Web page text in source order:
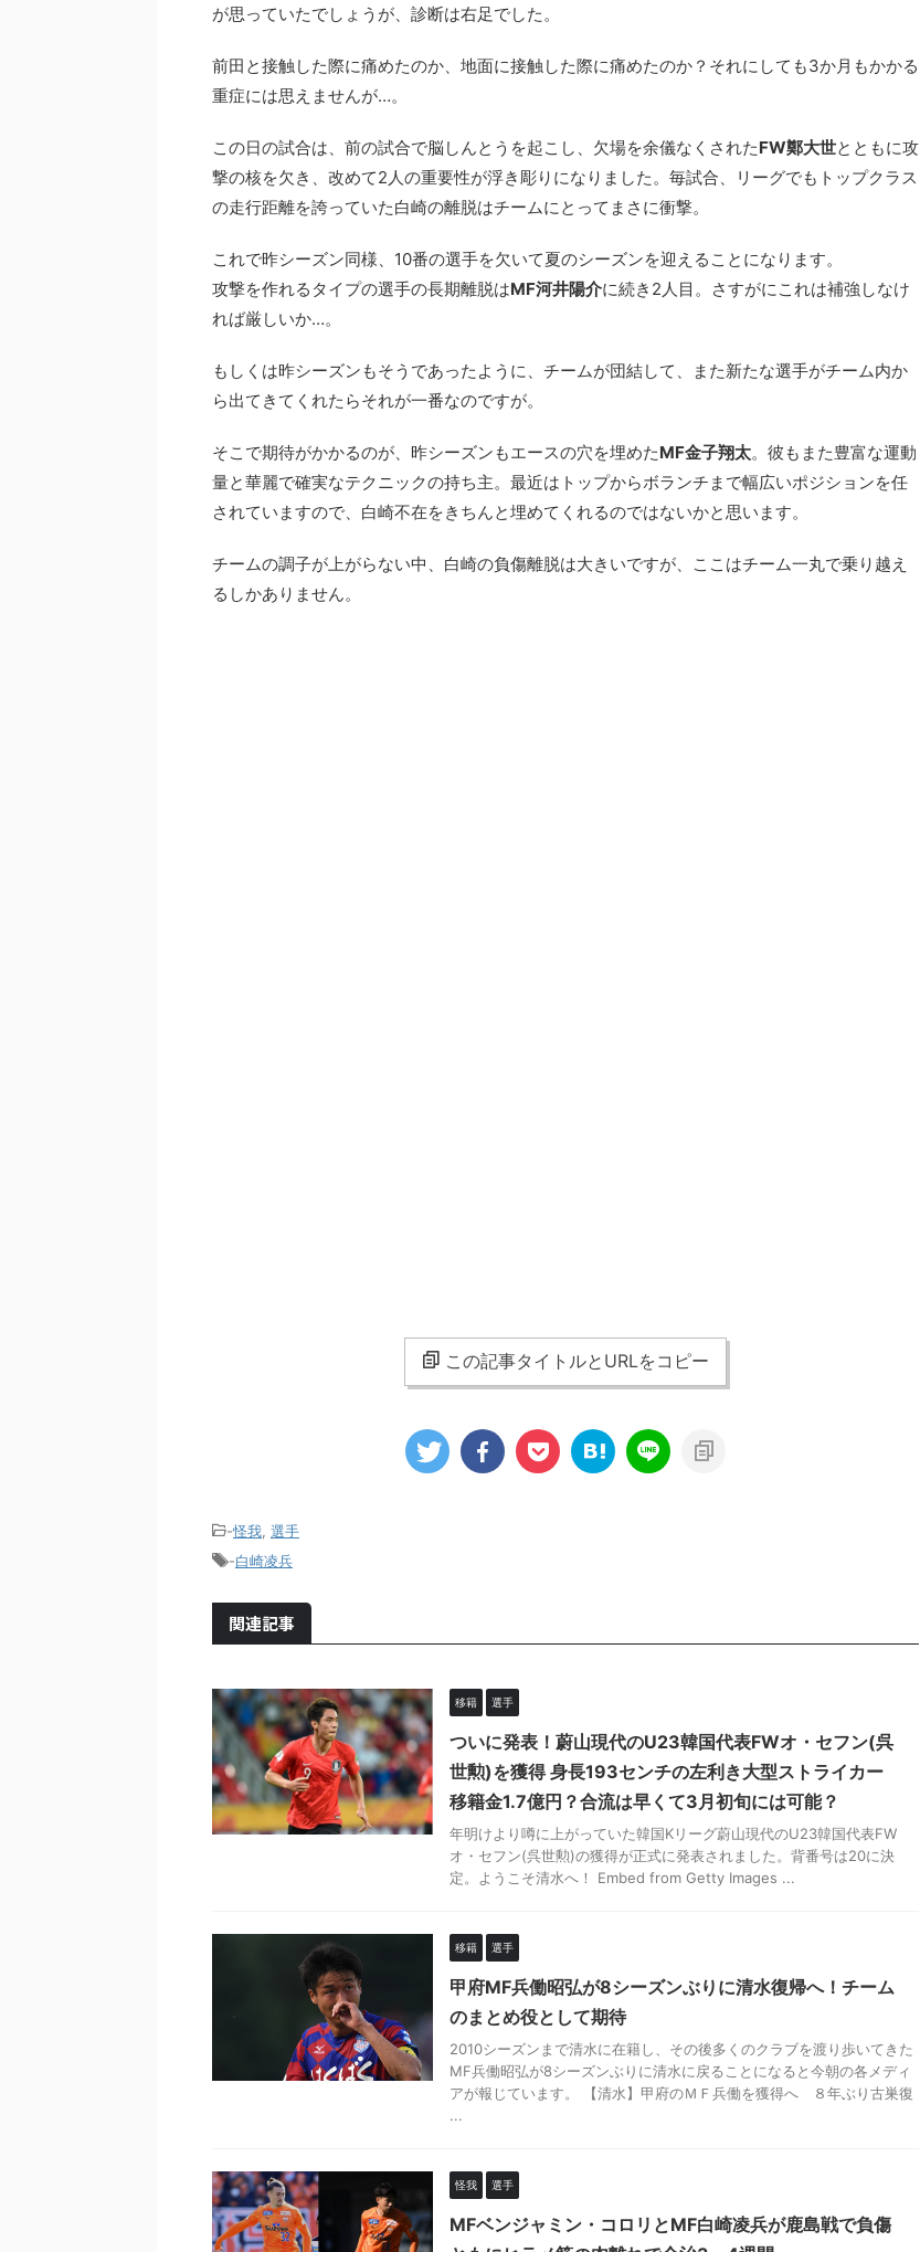
が思っていたでしょうが、診断は右足でした。
前田と接触した際に痛めたのか、地面に接触した際に痛めたのか？それにしても3か月もかかる
重症には思えませんが…。
この日の試合は、前の試合で脳しんとうを起こし、欠場を余儀なくされたFW鄭大世とともに攻
撃の核を欠き、改めて2人の重要性が浮き彫りになりました。毎試合、リーグでもトップクラス
の走行距離を誇っていた白崎の離脱はチームにとってまさに衝撃。
これで昨シーズン同様、10番の選手を欠いて夏のシーズンを迎えることになります。
攻撃を作れるタイプの選手の長期離脱はMF河井陽介に続き2人目。さすがにこれは補強しなけ
れば厳しいか…。
もしくは昨シーズンもそうであったように、チームが団結して、また新たな選手がチーム内か
ら出てきてくれたらそれが一番なのですが。
そこで期待がかかるのが、昨シーズンもエースの穴を埋めたMF金子翔太。彼もまた豊富な運動
量と華麗で確実なテクニックの持ち主。最近はトップからボランチまで幅広いポジションを任
されていますので、白崎不在をきちんと埋めてくれるのではないかと思います。
チームの調子が上がらない中、白崎の負傷離脱は大きいですが、ここはチーム一丸で乗り越え
るしかありません。
この記事タイトルとURLをコピー
-怪我 選手
-白崎凌兵
関連記事
移籍 選手
ついに発表！蔚山現代のU23韓国代表FWオ・セフン(呉
世勲)を獲得 身長193センチの左利き大型ストライカー
移籍金1.7億円？合流は早くて3月初旬には可能？
年明けより噂に上がっていた韓国Kリーグ蔚山現代のU23韓国代表FW
オ・セフン(呉世勲)の獲得が正式に発表されました。背番号は20に決
定。ようこそ清水へ！ Embed from Getty Images ...
移籍 選手
甲府MF兵働昭弘が8シーズンぶりに清水復帰へ！チーム
のまとめ役として期待
2010シーズンまで清水に在籍し、その後多くのクラブを渡り歩いてきた
MF兵働昭弘が8シーズンぶりに清水に戻ることになると今朝の各メディ
アが報じています。 【清水】甲府のＭＦ兵働を獲得へ ８年ぶり古巣復
...
怪我 選手
MFベンジャミン・コロリとMF白崎凌兵が鹿島戦で負傷